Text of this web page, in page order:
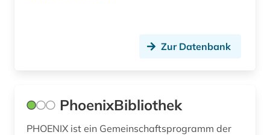
qing dynastie (1)
quelle (9)
Zur Datenbank
PhoenixBibliothek
PHOENIX ist ein Gemeinschaftsprogramm der